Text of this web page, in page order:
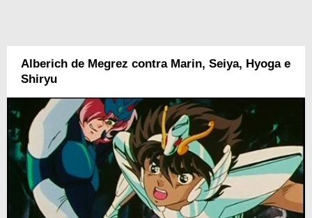
Alberich de Megrez contra Marin, Seiya, Hyoga e
Shiryu